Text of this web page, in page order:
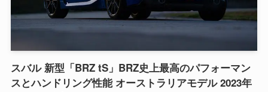
スバル 新型「BRZ tS」BRZ史上最高のパフォーマン
スとハンドリング性能 オーストラリアモデル 2023年